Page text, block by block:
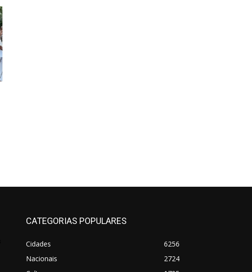
CATEGORIAS POPULARES
Cidades
6256
Nacionais
2724